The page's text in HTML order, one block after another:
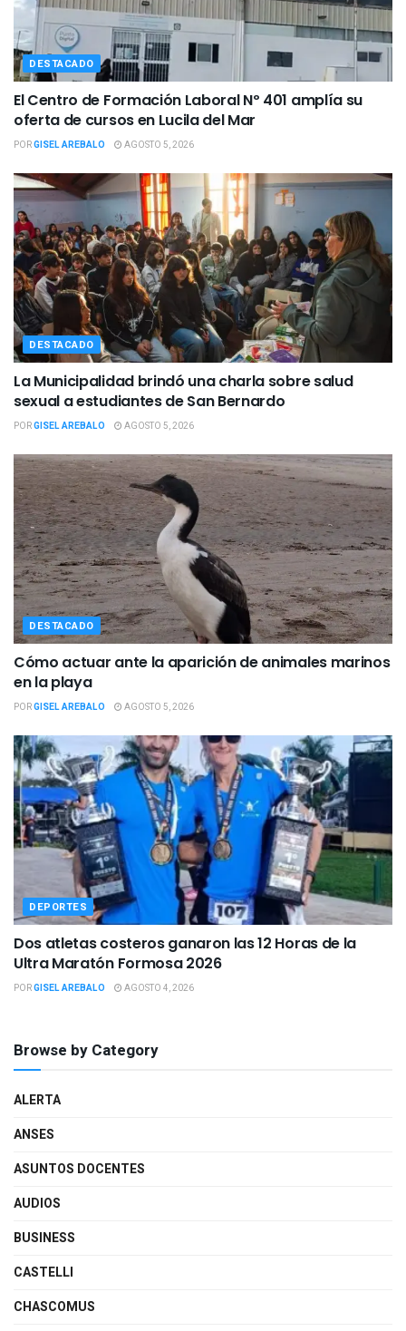
DESTACADO
El Centro de Formación Laboral Nº 401 amplía su
oferta de cursos en Lucila del Mar
PORGISEL AREBALO AGOSTO 5, 2026
DESTACADO
La Municipalidad brindó una charla sobre salud
sexual a estudiantes de San Bernardo
PORGISEL AREBALO AGOSTO 5, 2026
DESTACADO
Cómo actuar ante la aparición de animales marinos
en la playa
PORGISEL AREBALO AGOSTO 5, 2026
DEPORTES
Dos atletas costeros ganaron las 12 Horas de la
Ultra Maratón Formosa 2026
PORGISEL AREBALO AGOSTO 4, 2026
Browse by Category
ALERTA
ANSES
ASUNTOS DOCENTES
AUDIOS
BUSINESS
CASTELLI
CHASCOMUS